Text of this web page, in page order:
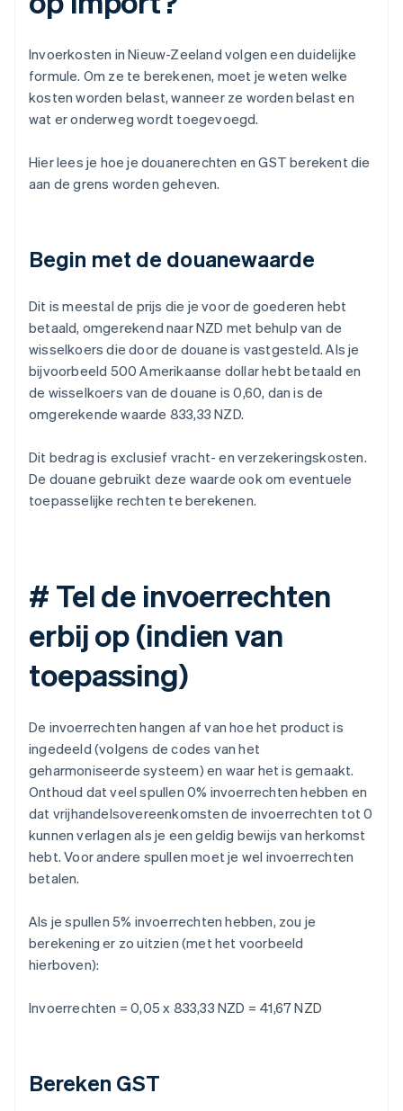
Invoerkosten in Nieuw-Zeeland volgen een duidelijke
formule. Om ze te berekenen, moet je weten welke
kosten worden belast, wanneer ze worden belast en
wat er onderweg wordt toegevoegd.
Hier lees je hoe je douanerechten en GST berekent die
aan de grens worden geheven.
Begin met de douanewaarde
Dit is meestal de prijs die je voor de goederen hebt
betaald, omgerekend naar NZD met behulp van de
wisselkoers die door de douane is vastgesteld. Als je
bijvoorbeeld 500 Amerikaanse dollar hebt betaald en
de wisselkoers van de douane is 0,60, dan is de
omgerekende waarde 833,33 NZD.
Dit bedrag is exclusief vracht- en verzekeringskosten.
De douane gebruikt deze waarde ook om eventuele
toepasselijke rechten te berekenen.
# Tel de invoerrechten
erbij op (indien van
toepassing)
De invoerrechten hangen af van hoe het product is
ingedeeld (volgens de codes van het
geharmoniseerde systeem) en waar het is gemaakt.
Onthoud dat veel spullen 0% invoerrechten hebben en
dat vrijhandelsovereenkomsten de invoerrechten tot 0
kunnen verlagen als je een geldig bewijs van herkomst
hebt. Voor andere spullen moet je wel invoerrechten
betalen.
Als je spullen 5% invoerrechten hebben, zou je
berekening er zo uitzien (met het voorbeeld
hierboven):
Invoerrechten = 0,05 x 833,33 NZD = 41,67 NZD
Bereken GST